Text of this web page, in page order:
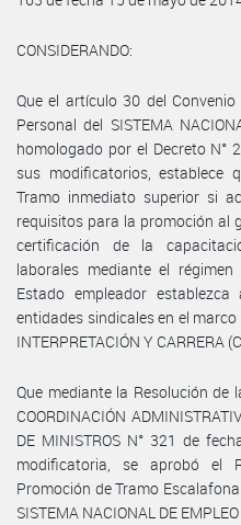
CONSIDERANDO:
Que el artículo 30 del
Personal del SISTEMA
homologado por el Decreto N°
sus modificatorios, establece
Tramo inmediato superior si
requisitos para la promoción al
certificación de la
laborales mediante el
Estado empleador
entidades sindicales en el marco
INTERPRETACIÓN Y CARRERA
Que mediante la Resolución de
COORDINACIÓN
DE MINISTROS N° 321 de
modificatoria, se aprobó el
Promoción de Tramo
SISTEMA NACIONAL DE